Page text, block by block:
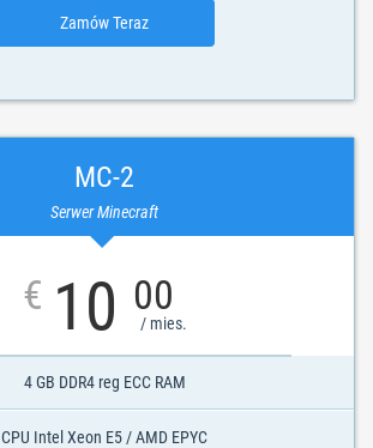
Zamów Teraz
MC-2
Serwer Minecraft
€ 10 00
/ mies.
4 GB DDR4 reg ECC RAM
CPU Intel Xeon E5 / AMD EPYC